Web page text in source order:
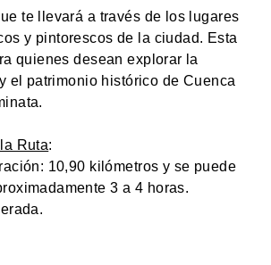
te llevará a través de los lugares
y pintorescos de la ciudad. Esta
quienes desean explorar la
el patrimonio histórico de Cuenca
Ruta:
10,90 kilómetros y se puede
3 a 4 horas.